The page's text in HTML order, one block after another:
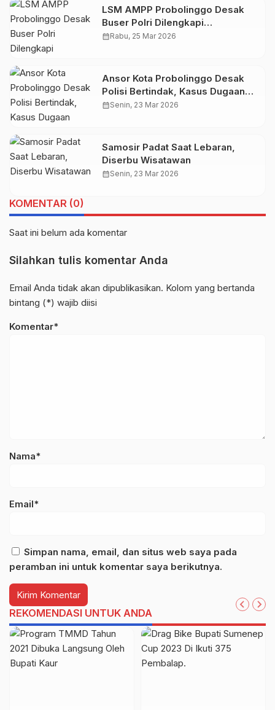
LSM AMPP Probolinggo Desak
Buser Polri Dilengkapi
Persenjataan
calendar_monthRabu, 25 Mar 2026
Ansor Kota Probolinggo Desak
Polisi Bertindak, Kasus Dugaan
Kekerasan Oknum Guru Ngaji
calendar_monthSenin, 23 Mar 2026
Samosir Padat Saat Lebaran,
Diserbu Wisatawan
calendar_monthSenin, 23 Mar 2026
KOMENTAR (0)
Saat ini belum ada komentar
Silahkan tulis komentar Anda
Email Anda tidak akan dipublikasikan. Kolom yang bertanda
bintang (*) wajib diisi
Komentar*
Nama*
Email*
Simpan nama, email, dan situs web saya pada
peramban ini untuk komentar saya berikutnya.
REKOMENDASI UNTUK ANDA